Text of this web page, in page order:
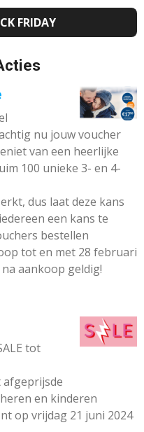
FRIDAY
nu jouw voucher
van een heerlijke
100 unieke 3- en 4-
dus laat deze kans
een kans te
bestellen
tot en met 28 februari
aankoop geldig!
tot
en kinderen
op vrijdag 21 juni 2024